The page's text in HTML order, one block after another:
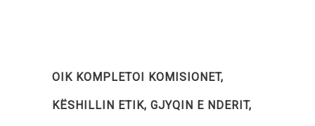
OIK KOMPLETOI KOMISIONET,
KËSHILLIN ETIK, GJYQIN E NDERIT,